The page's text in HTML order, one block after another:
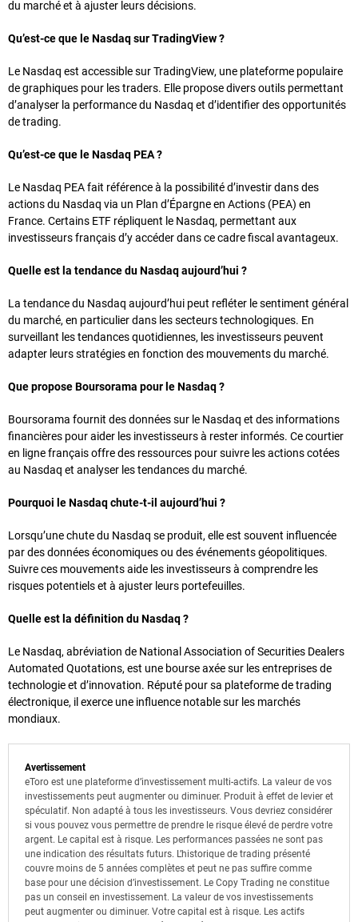
du marché et à ajuster leurs décisions.
Qu’est-ce que le Nasdaq sur TradingView ?
Le Nasdaq est accessible sur TradingView, une plateforme populaire
de graphiques pour les traders. Elle propose divers outils permettant
d’analyser la performance du Nasdaq et d’identifier des opportunités
de trading.
Qu’est-ce que le Nasdaq PEA ?
Le Nasdaq PEA fait référence à la possibilité d’investir dans des
actions du Nasdaq via un Plan d’Épargne en Actions (PEA) en
France. Certains ETF répliquent le Nasdaq, permettant aux
investisseurs français d’y accéder dans ce cadre fiscal avantageux.
Quelle est la tendance du Nasdaq aujourd’hui ?
La tendance du Nasdaq aujourd’hui peut refléter le sentiment général
du marché, en particulier dans les secteurs technologiques. En
surveillant les tendances quotidiennes, les investisseurs peuvent
adapter leurs stratégies en fonction des mouvements du marché.
Que propose Boursorama pour le Nasdaq ?
Boursorama fournit des données sur le Nasdaq et des informations
financières pour aider les investisseurs à rester informés. Ce courtier
en ligne français offre des ressources pour suivre les actions cotées
au Nasdaq et analyser les tendances du marché.
Pourquoi le Nasdaq chute-t-il aujourd’hui ?
Lorsqu’une chute du Nasdaq se produit, elle est souvent influencée
par des données économiques ou des événements géopolitiques.
Suivre ces mouvements aide les investisseurs à comprendre les
risques potentiels et à ajuster leurs portefeuilles.
Quelle est la définition du Nasdaq ?
Le Nasdaq, abréviation de National Association of Securities Dealers
Automated Quotations, est une bourse axée sur les entreprises de
technologie et d’innovation. Réputé pour sa plateforme de trading
électronique, il exerce une influence notable sur les marchés
mondiaux.
Avertissement
eToro est une plateforme d’investissement multi-actifs. La valeur de vos
investissements peut augmenter ou diminuer. Produit à effet de levier et
spéculatif. Non adapté à tous les investisseurs. Vous devriez considérer
si vous pouvez vous permettre de prendre le risque élevé de perdre votre
argent. Le capital est à risque. Les performances passées ne sont pas
une indication des résultats futurs. L’historique de trading présenté
couvre moins de 5 années complètes et peut ne pas suffire comme
base pour une décision d’investissement. Le Copy Trading ne constitue
pas un conseil en investissement. La valeur de vos investissements
peut augmenter ou diminuer. Votre capital est à risque. Les actifs